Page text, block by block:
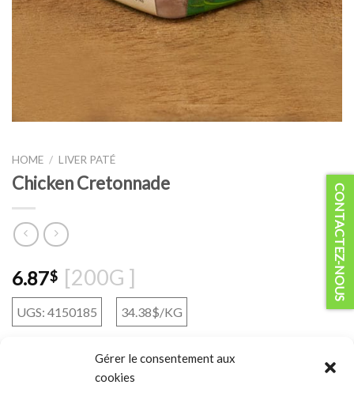
Gérer le consentement aux
cookies
HOME / LIVER PATÉ
Chicken Cretonnade
6.87$ [200G ]
UGS: 4150185 34.38$/KG
CONTACTEZ-NOUS